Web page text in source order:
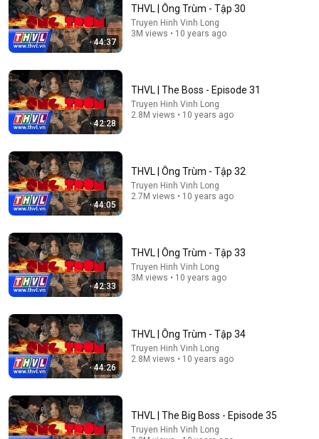
THVL | Ông Trùm - Tập 1
THVL Phim • 439K views
Một Cô Bé Sáu Tuổi Mồ Côi Nuôi Ba Em Bằng Y Võ,
Khiến Cả Kinh Thành Dân Tình Cúi Phục
44:37
THVL | Ông Trùm - Tập 30
Truyen Hinh Vinh Long
3M views • 10 years ago
42:28
THVL | The Boss - Episode 31
Truyen Hinh Vinh Long
2.8M views • 10 years ago
44:05
THVL | Ông Trùm - Tập 32
Truyen Hinh Vinh Long
2.7M views • 10 years ago
42:33
THVL | Ông Trùm - Tập 33
Truyen Hinh Vinh Long
3M views • 10 years ago
44:26
THVL | Ông Trùm - Tập 34
Truyen Hinh Vinh Long
2.8M views • 10 years ago
THVL | The Big Boss - Episode 35
Truyen Hinh Vinh Long